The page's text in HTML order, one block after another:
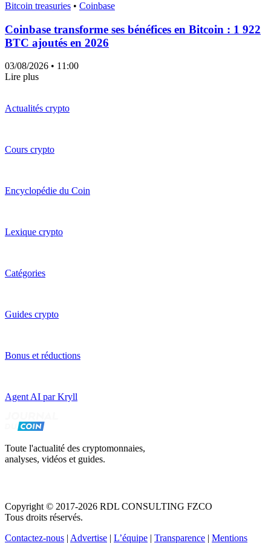
Bitcoin treasuries • Coinbase
Coinbase transforme ses bénéfices en Bitcoin : 1 922
BTC ajoutés en 2026
03/08/2026 • 11:00
Lire plus
Actualités crypto
Cours crypto
Encyclopédie du Coin
Lexique crypto
Catégories
Guides crypto
Bonus et réductions
Agent AI par Kryll
Toute l'actualité des cryptomonnaies,
analyses, vidéos et guides.
Copyright © 2017-2026 RDL CONSULTING FZCO
Tous droits réservés.
Contactez-nous | Advertise | L’équipe | Transparence | Mentions